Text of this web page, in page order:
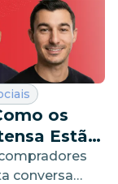
os
Estão
da Marca
conversa